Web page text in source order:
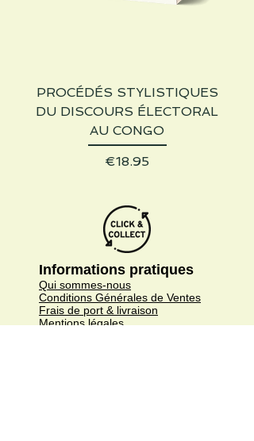
PROCÉDÉS STYLISTIQUES
DU DISCOURS ÉLECTORAL
AU CONGO
Price
€18.95
Informations pratiques
Qui sommes-nous
Conditions Générales de Ventes
Frais de port & livraison
Mentions légales